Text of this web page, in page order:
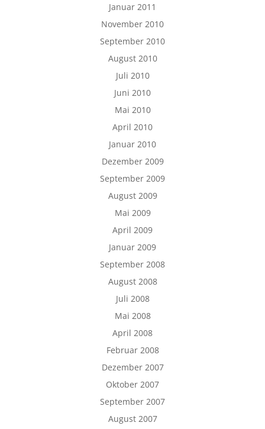
Januar 2011
November 2010
September 2010
August 2010
Juli 2010
Juni 2010
Mai 2010
April 2010
Januar 2010
Dezember 2009
September 2009
August 2009
Mai 2009
April 2009
Januar 2009
September 2008
August 2008
Juli 2008
Mai 2008
April 2008
Februar 2008
Dezember 2007
Oktober 2007
September 2007
August 2007